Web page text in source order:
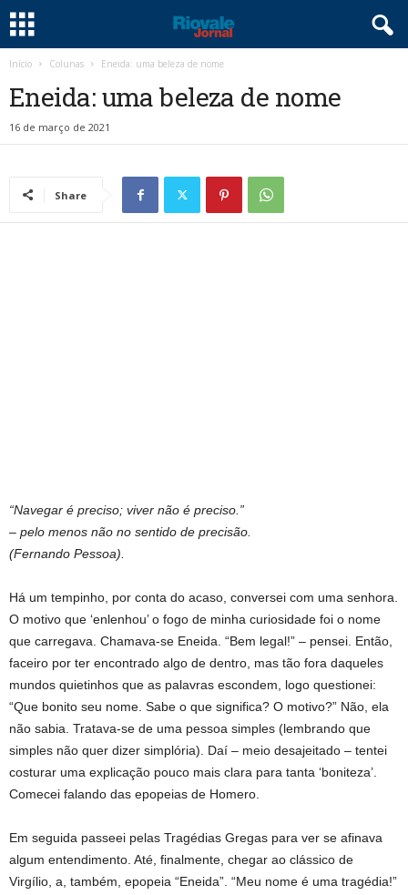
Início Colunas Eneida: uma beleza de nome
Eneida: uma beleza de nome
16 de março de 2021
Share
“Navegar é preciso; viver não é preciso.”
– pelo menos não no sentido de precisão.
(Fernando Pessoa).
Há um tempinho, por conta do acaso, conversei com uma senhora.
O motivo que ‘enlenhou’ o fogo de minha curiosidade foi o nome
que carregava. Chamava-se Eneida. “Bem legal!” – pensei. Então,
faceiro por ter encontrado algo de dentro, mas tão fora daqueles
mundos quietinhos que as palavras escondem, logo questionei:
“Que bonito seu nome. Sabe o que significa? O motivo?” Não, ela
não sabia. Tratava-se de uma pessoa simples (lembrando que
simples não quer dizer simplória). Daí – meio desajeitado – tentei
costurar uma explicação pouco mais clara para tanta ‘boniteza’.
Comecei falando das epopeias de Homero.
Em seguida passeei pelas Tragédias Gregas para ver se afinava
algum entendimento. Até, finalmente, chegar ao clássico de
Virgílio, a, também, epopeia “Eneida”. “Meu nome é uma tragédia!”